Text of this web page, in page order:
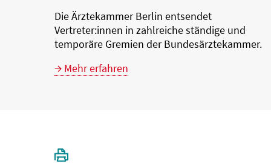
Die Ärztekammer Berlin entsendet
Vertreter:innen in zahlreiche ständige und
temporäre Gremien der Bundesärztekammer.
Mehr erfahren